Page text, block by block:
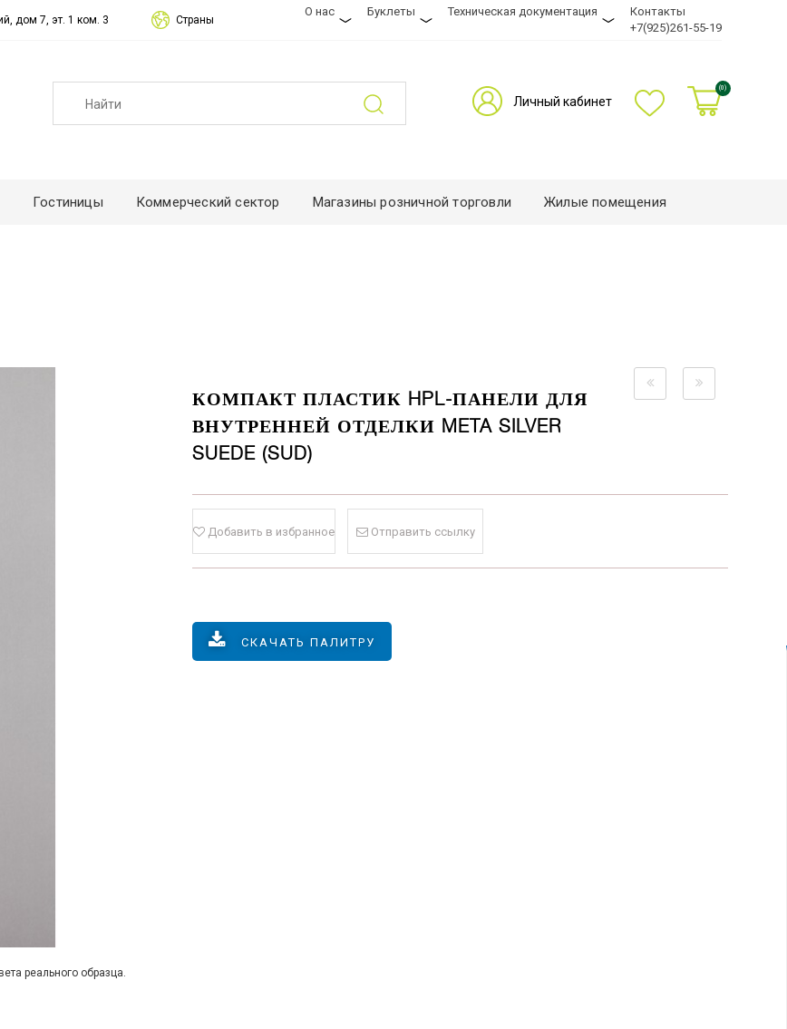
дом 7, эт. 1 ком. 3 Страны
О нас Буклеты Техническая документация
Контакты
+7(925)261-55-19
Личный кабинет
(0)
Гостиницы Коммерческий сектор Магазины розничной торговли Жилые помещения
реального образца.
КОМПАКТ ПЛАСТИК HPL-ПАНЕЛИ ДЛЯ
ВНУТРЕННЕЙ ОТДЕЛКИ META SILVER
SUEDE (SUD)
Добавить в избранное Отправить ссылку
СКАЧАТЬ ПАЛИТРУ